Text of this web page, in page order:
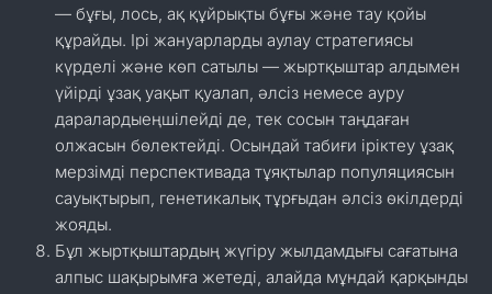
— бұғы, лось, ақ құйрықты бұғы және тау қойы
құрайды. Ірі жануарларды аулау стратегиясы
күрделі және көп сатылы — жыртқыштар алдымен
үйірді ұзақ уақыт қуалап, әлсіз немесе ауру
даралардыеңшілейді де, тек сосын таңдаған
олжасын бөлектейді. Осындай табиғи іріктеу ұзақ
мерзімді перспективада тұяқтылар популяциясын
сауықтырып, генетикалық тұрғыдан әлсіз өкілдерді
жояды.
Бұл жыртқыштардың жүгіру жылдамдығы сағатына
алпыс шақырымға жетеді, алайда мұндай қарқынды